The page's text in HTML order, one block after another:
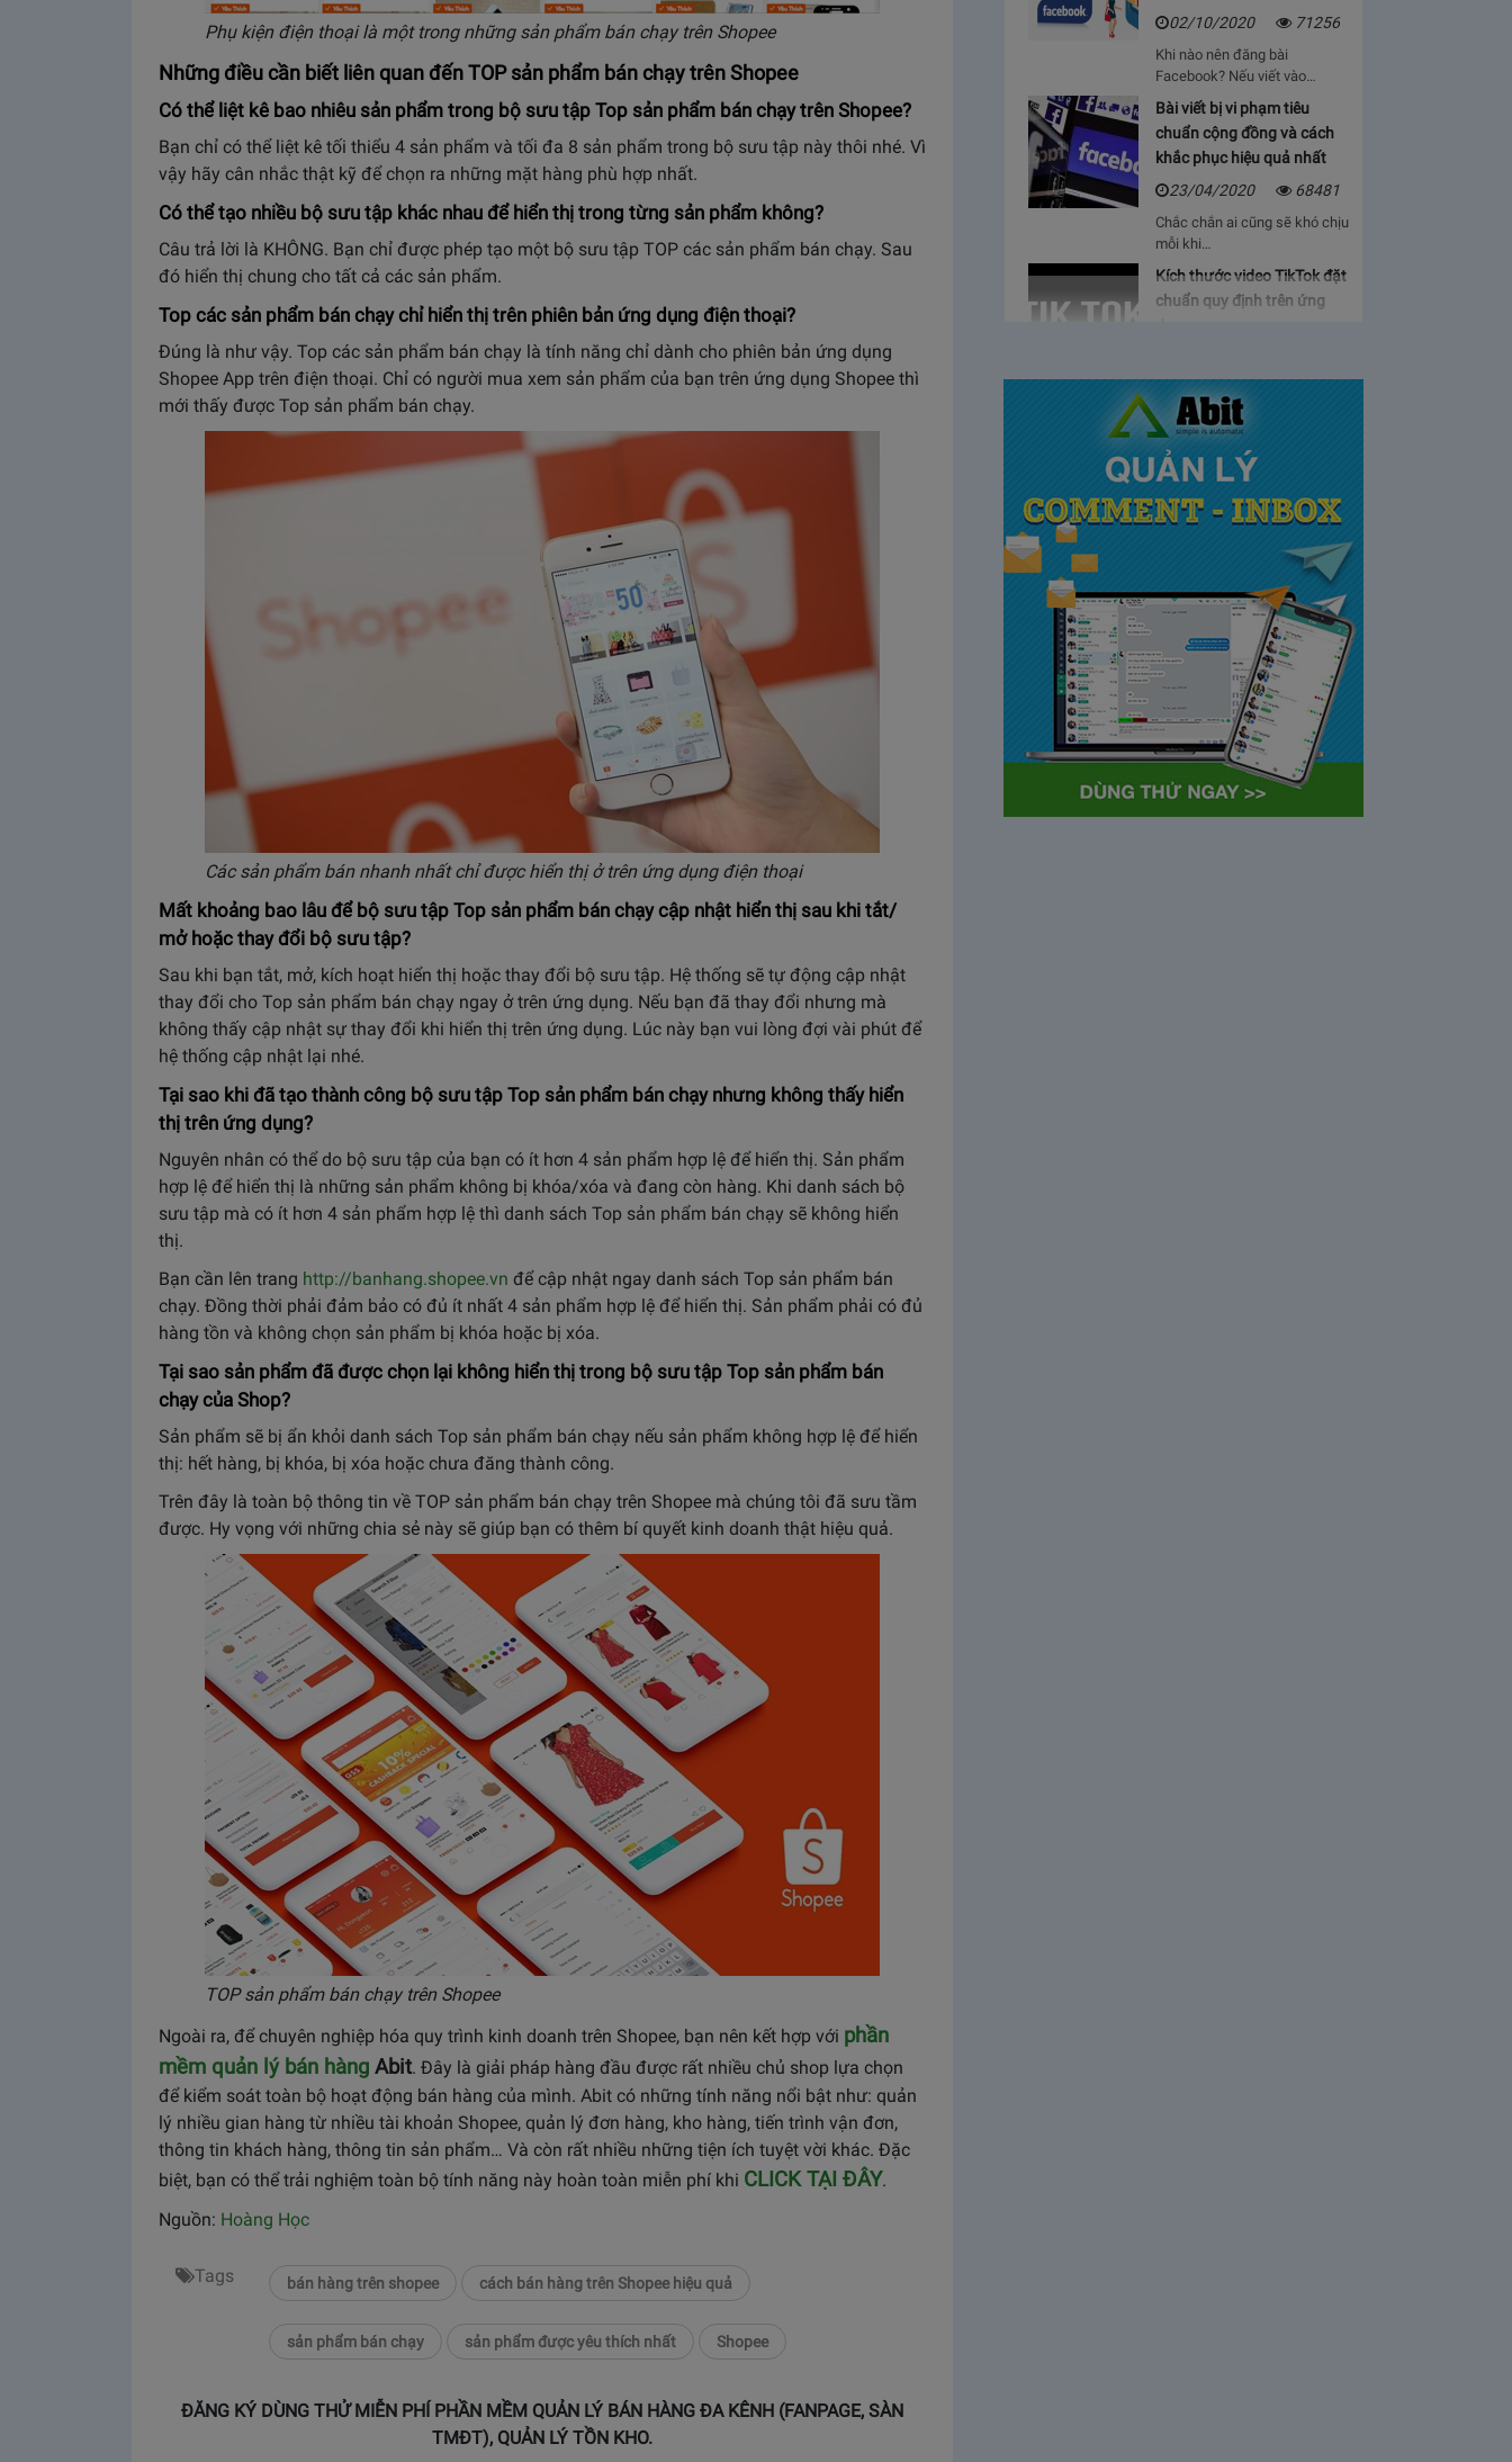
Phụ kiện điện thoại là một trong những sản phẩm bán chạy trên Shopee
Những điều cần biết liên quan đến TOP sản phẩm bán chạy trên Shopee
Có thể liệt kê bao nhiêu sản phẩm trong bộ sưu tập Top sản phẩm bán chạy trên Shopee?
Bạn chỉ có thể liệt kê tối thiểu 4 sản phẩm và tối đa 8 sản phẩm trong bộ sưu tập này thôi nhé. Vì
vậy hãy cân nhắc thật kỹ để chọn ra những mặt hàng phù hợp nhất.
Có thể tạo nhiều bộ sưu tập khác nhau để hiển thị trong từng sản phẩm không?
Câu trả lời là KHÔNG. Bạn chỉ được phép tạo một bộ sưu tập TOP các sản phẩm bán chạy. Sau
đó hiển thị chung cho tất cả các sản phẩm.
Top các sản phẩm bán chạy chỉ hiển thị trên phiên bản ứng dụng điện thoại?
Đúng là như vậy. Top các sản phẩm bán chạy là tính năng chỉ dành cho phiên bản ứng dụng
Shopee App trên điện thoại. Chỉ có người mua xem sản phẩm của bạn trên ứng dụng Shopee thì
mới thấy được Top sản phẩm bán chạy.
Các sản phẩm bán nhanh nhất chỉ được hiển thị ở trên ứng dụng điện thoại
Mất khoảng bao lâu để bộ sưu tập Top sản phẩm bán chạy cập nhật hiển thị sau khi tắt/
mở hoặc thay đổi bộ sưu tập?
Sau khi bạn tắt, mở, kích hoạt hiển thị hoặc thay đổi bộ sưu tập. Hệ thống sẽ tự động cập nhật
thay đổi cho Top sản phẩm bán chạy ngay ở trên ứng dụng. Nếu bạn đã thay đổi nhưng mà
không thấy cập nhật sự thay đổi khi hiển thị trên ứng dụng. Lúc này bạn vui lòng đợi vài phút để
hệ thống cập nhật lại nhé.
Tại sao khi đã tạo thành công bộ sưu tập Top sản phẩm bán chạy nhưng không thấy hiển
thị trên ứng dụng?
Nguyên nhân có thể do bộ sưu tập của bạn có ít hơn 4 sản phẩm hợp lệ để hiển thị. Sản phẩm
hợp lệ để hiển thị là những sản phẩm không bị khóa/xóa và đang còn hàng. Khi danh sách bộ
sưu tập mà có ít hơn 4 sản phẩm hợp lệ thì danh sách Top sản phẩm bán chạy sẽ không hiển
thị.
Bạn cần lên trang http://banhang.shopee.vn để cập nhật ngay danh sách Top sản phẩm bán
chạy. Đồng thời phải đảm bảo có đủ ít nhất 4 sản phẩm hợp lệ để hiển thị. Sản phẩm phải có đủ
hàng tồn và không chọn sản phẩm bị khóa hoặc bị xóa.
Tại sao sản phẩm đã được chọn lại không hiển thị trong bộ sưu tập Top sản phẩm bán
chạy của Shop?
Sản phẩm sẽ bị ẩn khỏi danh sách Top sản phẩm bán chạy nếu sản phẩm không hợp lệ để hiển
thị: hết hàng, bị khóa, bị xóa hoặc chưa đăng thành công.
Trên đây là toàn bộ thông tin về TOP sản phẩm bán chạy trên Shopee mà chúng tôi đã sưu tầm
được. Hy vọng với những chia sẻ này sẽ giúp bạn có thêm bí quyết kinh doanh thật hiệu quả.
TOP sản phẩm bán chạy trên Shopee
Ngoài ra, để chuyên nghiệp hóa quy trình kinh doanh trên Shopee, bạn nên kết hợp với phần
mềm quản lý bán hàng Abit. Đây là giải pháp hàng đầu được rất nhiều chủ shop lựa chọn
để kiểm soát toàn bộ hoạt động bán hàng của mình. Abit có những tính năng nổi bật như: quản
lý nhiều gian hàng từ nhiều tài khoản Shopee, quản lý đơn hàng, kho hàng, tiến trình vận đơn,
thông tin khách hàng, thông tin sản phẩm… Và còn rất nhiều những tiện ích tuyệt vời khác. Đặc
biệt, bạn có thể trải nghiệm toàn bộ tính năng này hoàn toàn miễn phí khi CLICK TẠI ĐÂY.
Nguồn: Hoàng Học
Tags bán hàng trên shopee cách bán hàng trên Shopee hiệu quả
sản phẩm bán chạy sản phẩm được yêu thích nhất Shopee
ĐĂNG KÝ DÙNG THỬ MIỄN PHÍ PHẦN MỀM QUẢN LÝ BÁN HÀNG ĐA KÊNH (FANPAGE, SÀN
TMĐT), QUẢN LÝ TỒN KHO.
02/10/2020
71256
Khi nào nên đăng bài
Facebook? Nếu viết vào…
Bài viết bị vi phạm tiêu
chuẩn cộng đồng và cách
khắc phục hiệu quả nhất
23/04/2020
68481
Chắc chắn ai cũng sẽ khó chịu
mỗi khi…
Kích thước video TikTok đặt
chuẩn quy định trên ứng
Bạn sẽ cảm thấy mệt mỏi, vì cứ
phải…
Bảng giá lượt view Youtube
tại Việt Nam và Hoa kỳ mới
28/05/2020
63393
Khi tham gia chương trình
Partner Program của YouTube,
…
Cách bỏ ẩn trò chuyện trên
Zalo ở thiết bị máy tính và
điện thoại iphone
26/05/2020
62325
Bỏ ẩn cuộc trò chuyện là tính
năng khá…